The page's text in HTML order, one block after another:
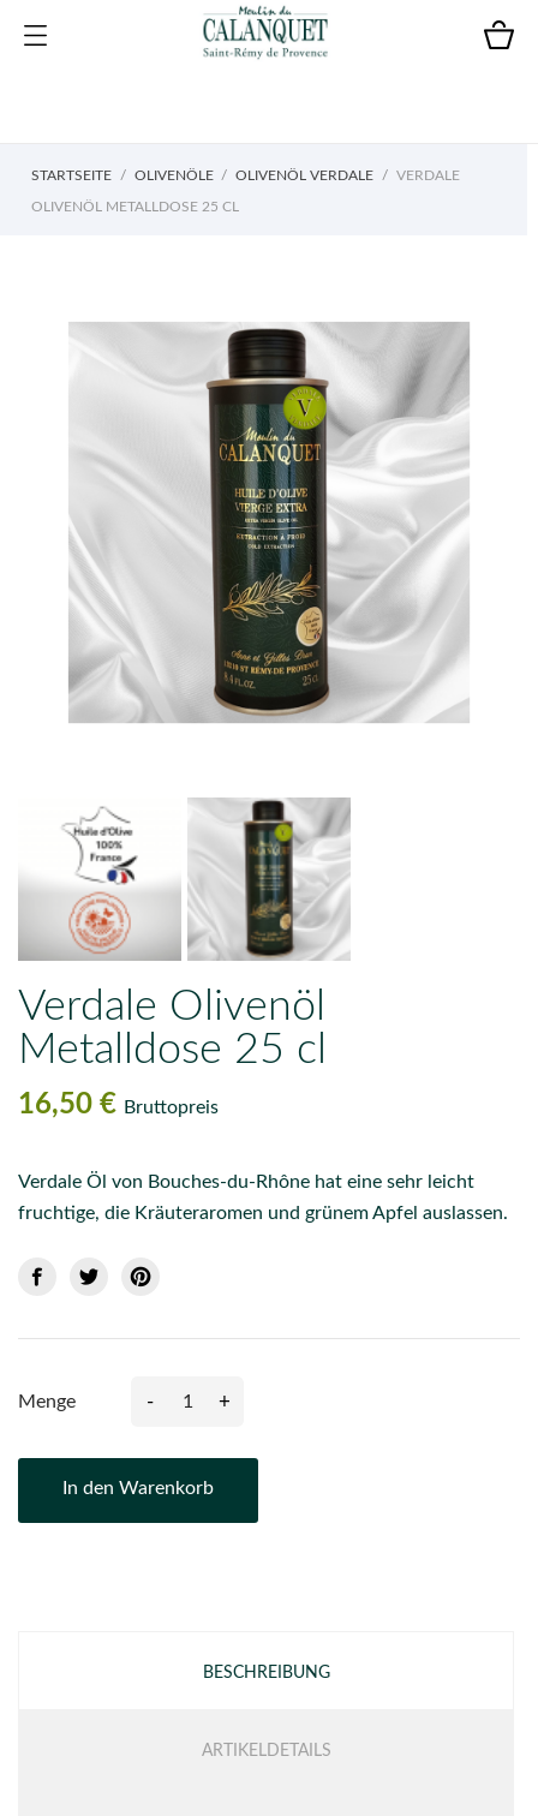
STARTSEITE OLIVENÖLE OLIVENÖL VERDALE VERDALE
OLIVENÖL METALLDOSE 25 CL
Verdale Olivenöl
Metalldose 25 cl
16,50 € Bruttopreis
Verdale Öl von Bouches-du-Rhône hat eine sehr leicht
fruchtige, die Kräuteraromen und grünem Apfel auslassen.
Menge - +
In den Warenkorb
BESCHREIBUNG
ARTIKELDETAILS